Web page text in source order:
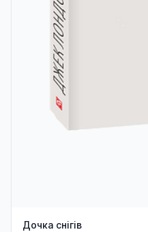
Дочка снігів